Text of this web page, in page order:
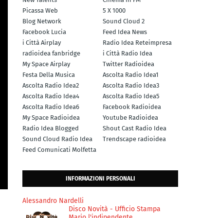
Picassa Web
5 X 1000
Blog Network
Sound Cloud 2
Facebook Lucia
Feed Idea News
i Città Airplay
Radio Idea Reteimpresa
radioidea fanbridge
i Città Radio Idea
My Space Airplay
Twitter Radioidea
Festa Della Musica
Ascolta Radio Idea1
Ascolta Radio Idea2
Ascolta Radio Idea3
Ascolta Radio Idea4
Ascolta Radio Idea5
Ascolta Radio Idea6
Facebook Radioidea
My Space Radioidea
Youtube Radioidea
Radio Idea Blogged
Shout Cast Radio Idea
Sound Cloud Radio Idea
Trendscape radioidea
Feed Comunicati Molfetta
INFORMAZIONI PERSONALI
Alessandro Nardelli
Disco Novità - Ufficio Stampa